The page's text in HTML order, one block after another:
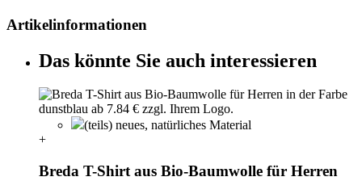
Artikelinformationen
Das könnte Sie auch interessieren
(teils) neues, natürliches Material
+
Breda T-Shirt aus Bio-Baumwolle für Herren